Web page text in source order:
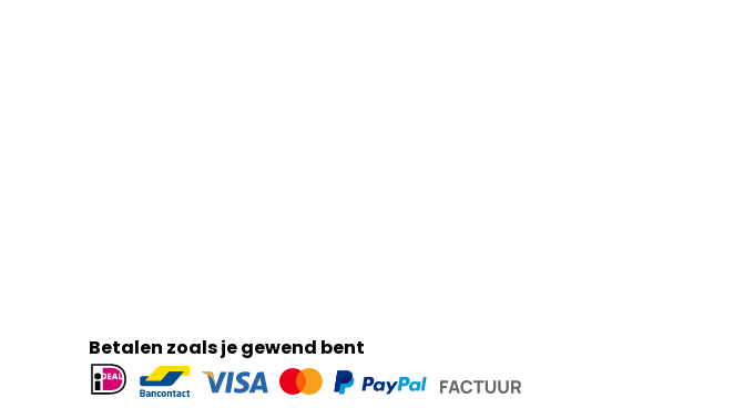
Betalen zoals je gewend bent
Geaccepteerde
betaalmethoden